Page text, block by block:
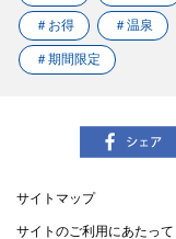
＃お得 ＃温泉
＃期間限定
サイトマップ
サイトのご利用にあたって